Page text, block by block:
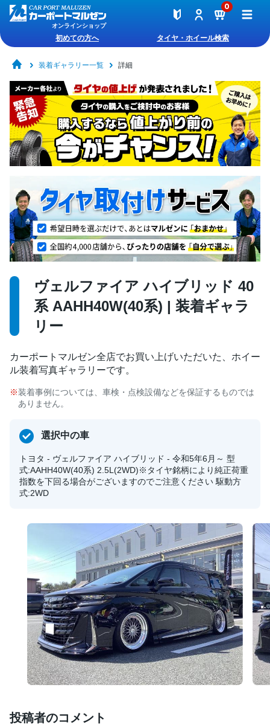
オンラインショップ
0
初めての方へ タイヤ・ホイール検索
装着ギャラリー一覧 詳細
ヴェルファイア ハイブリッド 40
系 AAHH40W(40系) | 装着ギャラ
リー
カーポートマルゼン全店でお買い上げいただいた、ホイー
ル装着写真ギャラリーです。
装着事例については、車検・点検設備などを保証するものでは
ありません。
選択中の車
トヨタ - ヴェルファイア ハイブリッド - 令和5年6月～ 型
式:AAHH40W(40系) 2.5L(2WD)※タイヤ銘柄により純正荷重
指数を下回る場合がございますのでご注意ください 駆動方
式:2WD
投稿者のコメント